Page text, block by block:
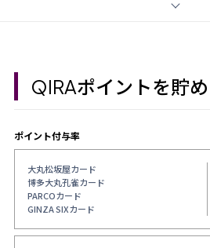
QIRAポイントを貯
ポイント付与率
大丸松坂屋カード
博多大丸孔雀カード
PARCOカード
GINZA SIXカード